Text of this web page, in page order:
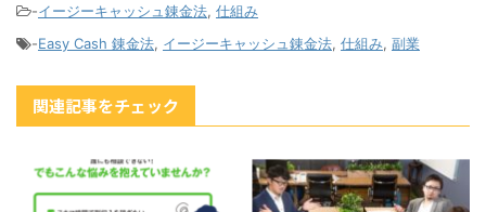
-イージーキャッシュ錬金法, 仕組み
-Easy Cash 錬金法, イージーキャッシュ錬金法, 仕組み, 副業
関連記事をチェック